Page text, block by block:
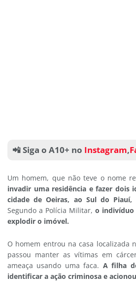
📲 Siga o A10+ no Instagram,
Um homem, que não teve o nome
invadir uma residência e fazer dois
cidade de Oeiras, ao Sul do Piauí,
Segundo a Polícia Militar, o
explodir o imóvel.
O homem entrou na casa localizada
passou manter as vítimas em
ameaça usando uma faca. A filha
identificar a ação criminosa e